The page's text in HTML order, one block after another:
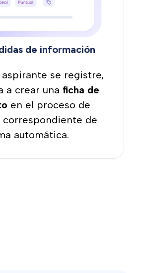
de información
aspirante se registre,
a crear una ficha de
en el proceso de
correspondiente de
automática.